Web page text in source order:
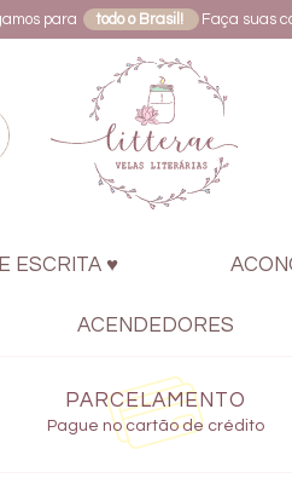
para todo o Brasil! Faça suas
ESCRITA ♥
ACENDEDORES
PARCELAMENTO
Pague no cartão de crédito